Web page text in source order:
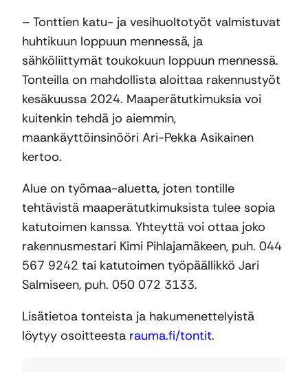
– Tonttien katu- ja vesihuoltotyöt valmistuvat
huhtikuun loppuun mennessä, ja
sähköliittymät toukokuun loppuun mennessä.
Tonteilla on mahdollista aloittaa rakennustyöt
kesäkuussa 2024. Maaperätutkimuksia voi
kuitenkin tehdä jo aiemmin,
maankäyttöinsinööri Ari-Pekka Asikainen
kertoo.
Alue on työmaa-aluetta, joten tontille
tehtävistä maaperätutkimuksista tulee sopia
katutoimen kanssa. Yhteyttä voi ottaa joko
rakennusmestari Kimi Pihlajamäkeen, puh. 044
567 9242 tai katutoimen työpäällikkö Jari
Salmiseen, puh. 050 072 3133.
Lisätietoa tonteista ja hakumenettelyistä
löytyy osoitteesta rauma.fi/tontit.